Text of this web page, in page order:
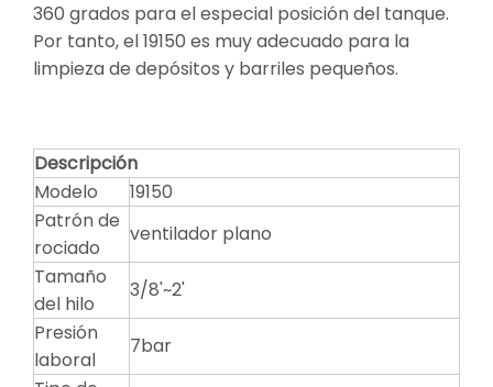
360 ​​grados para el especial posición del tanque.
Por tanto, el 19150 es muy adecuado para la
limpieza de depósitos y barriles pequeños.
Descripción
Modelo
19150
Patrón de
rociado
ventilador plano
Tamaño
del hilo
3/8'~2'
Presión
laboral
7bar